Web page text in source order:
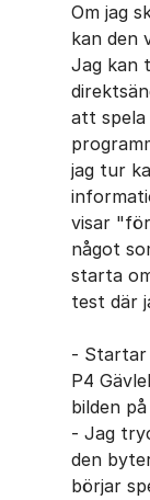
Om jag
kan den
Jag kan
att spela
jag tur
visar
något
starta
test där
- Startar
P4
bilden
- Jag
den
börjar